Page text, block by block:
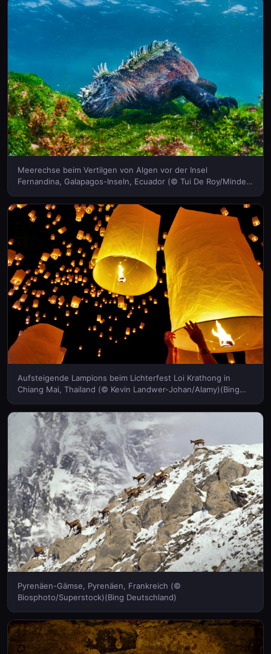
Meerechse beim Vertilgen von Algen vor der Insel
Fernandina, Galapagos-Inseln, Ecuador (© Tui De Roy/Minden
Aufsteigende Lampions beim Lichterfest Loi Krathong in
Chiang Mai, Thailand (© Kevin Landwer-Johan/Alamy)(Bing
Pyrenäen-Gämse, Pyrenäen, Frankreich (©
Biosphoto/Superstock)(Bing Deutschland)